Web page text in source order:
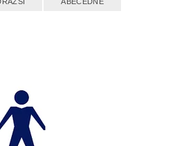
ABECEDNĚ